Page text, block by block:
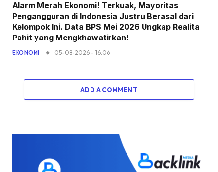
Alarm Merah Ekonomi! Terkuak, Mayoritas
Pengangguran di Indonesia Justru Berasal dari
Kelompok Ini. Data BPS Mei 2026 Ungkap Realita
Pahit yang Mengkhawatirkan!
EKONOMI 05-08-2026 - 16.06
ADD A COMMENT